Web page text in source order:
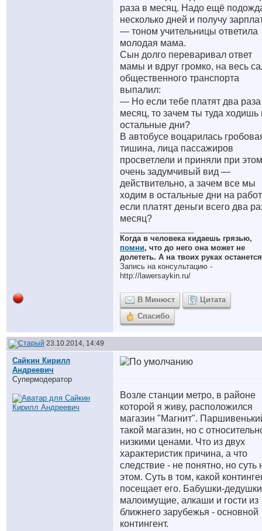
раза в месяц. Надо ещё
несколько дней и получу
— тоном учительницы ответила
молодая мама.
Сын долго переваривал ответ
мамы и вдруг громко, на весь
общественного транспорта
выпалил:
— Но если тебе платят два
месяц, то зачем ты туда ходишь
остальные дни?
В автобусе воцарилась
тишина, лица пассажиров
просветлели и приняли при этом
очень задумчивый вид —
действительно, а зачем все мы
ходим в остальные дни на
если платят деньги всего два
месяц?
Когда в человека кидаешь грязью,
помни, что до него она может не
долететь. А на твоих руках
Запись на консультацию -
http://lawersaykin.ru/
В Минюст
Цитата
Спасибо
23.10.2014, 14:49
Сайкин Кирилл
Андреевич
Супермодератор
Возле станции метро, в районе
которой я живу, расположился
магазин "Магнит".
такой магазин, но с
низкими ценами. Что из двух
характеристик причина, а что
следствие - не понятно, но суть
этом. Суть в том, какой
посещает его. Бабушки-
малоимущие, алкаши и гости из
ближнего зарубежья - основной
контингент.